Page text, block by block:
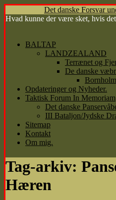
Det danske Forsvar
Hvad kunne der være sket, hvis
Hop
BALTAP
LANDZEALAND
Terrænet og
De danske
Opdateringer og Nyheder.
Taktisk Forum In Memoriam
Det danske
III Bataljon/Jydske
Sitemap
Kontakt
Om mig.
Tag-arkiv:
Hæren